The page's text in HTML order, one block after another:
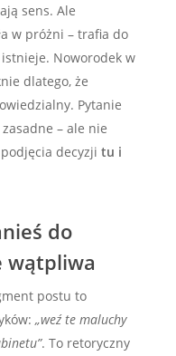
sens. Ale
w próżni – trafia do
Noworodek w
dlatego, że
Pytanie
zasadne – ale nie
decyzjitu i
do
wątpliwa
postu to
„weź te maluchy
. To retoryczny